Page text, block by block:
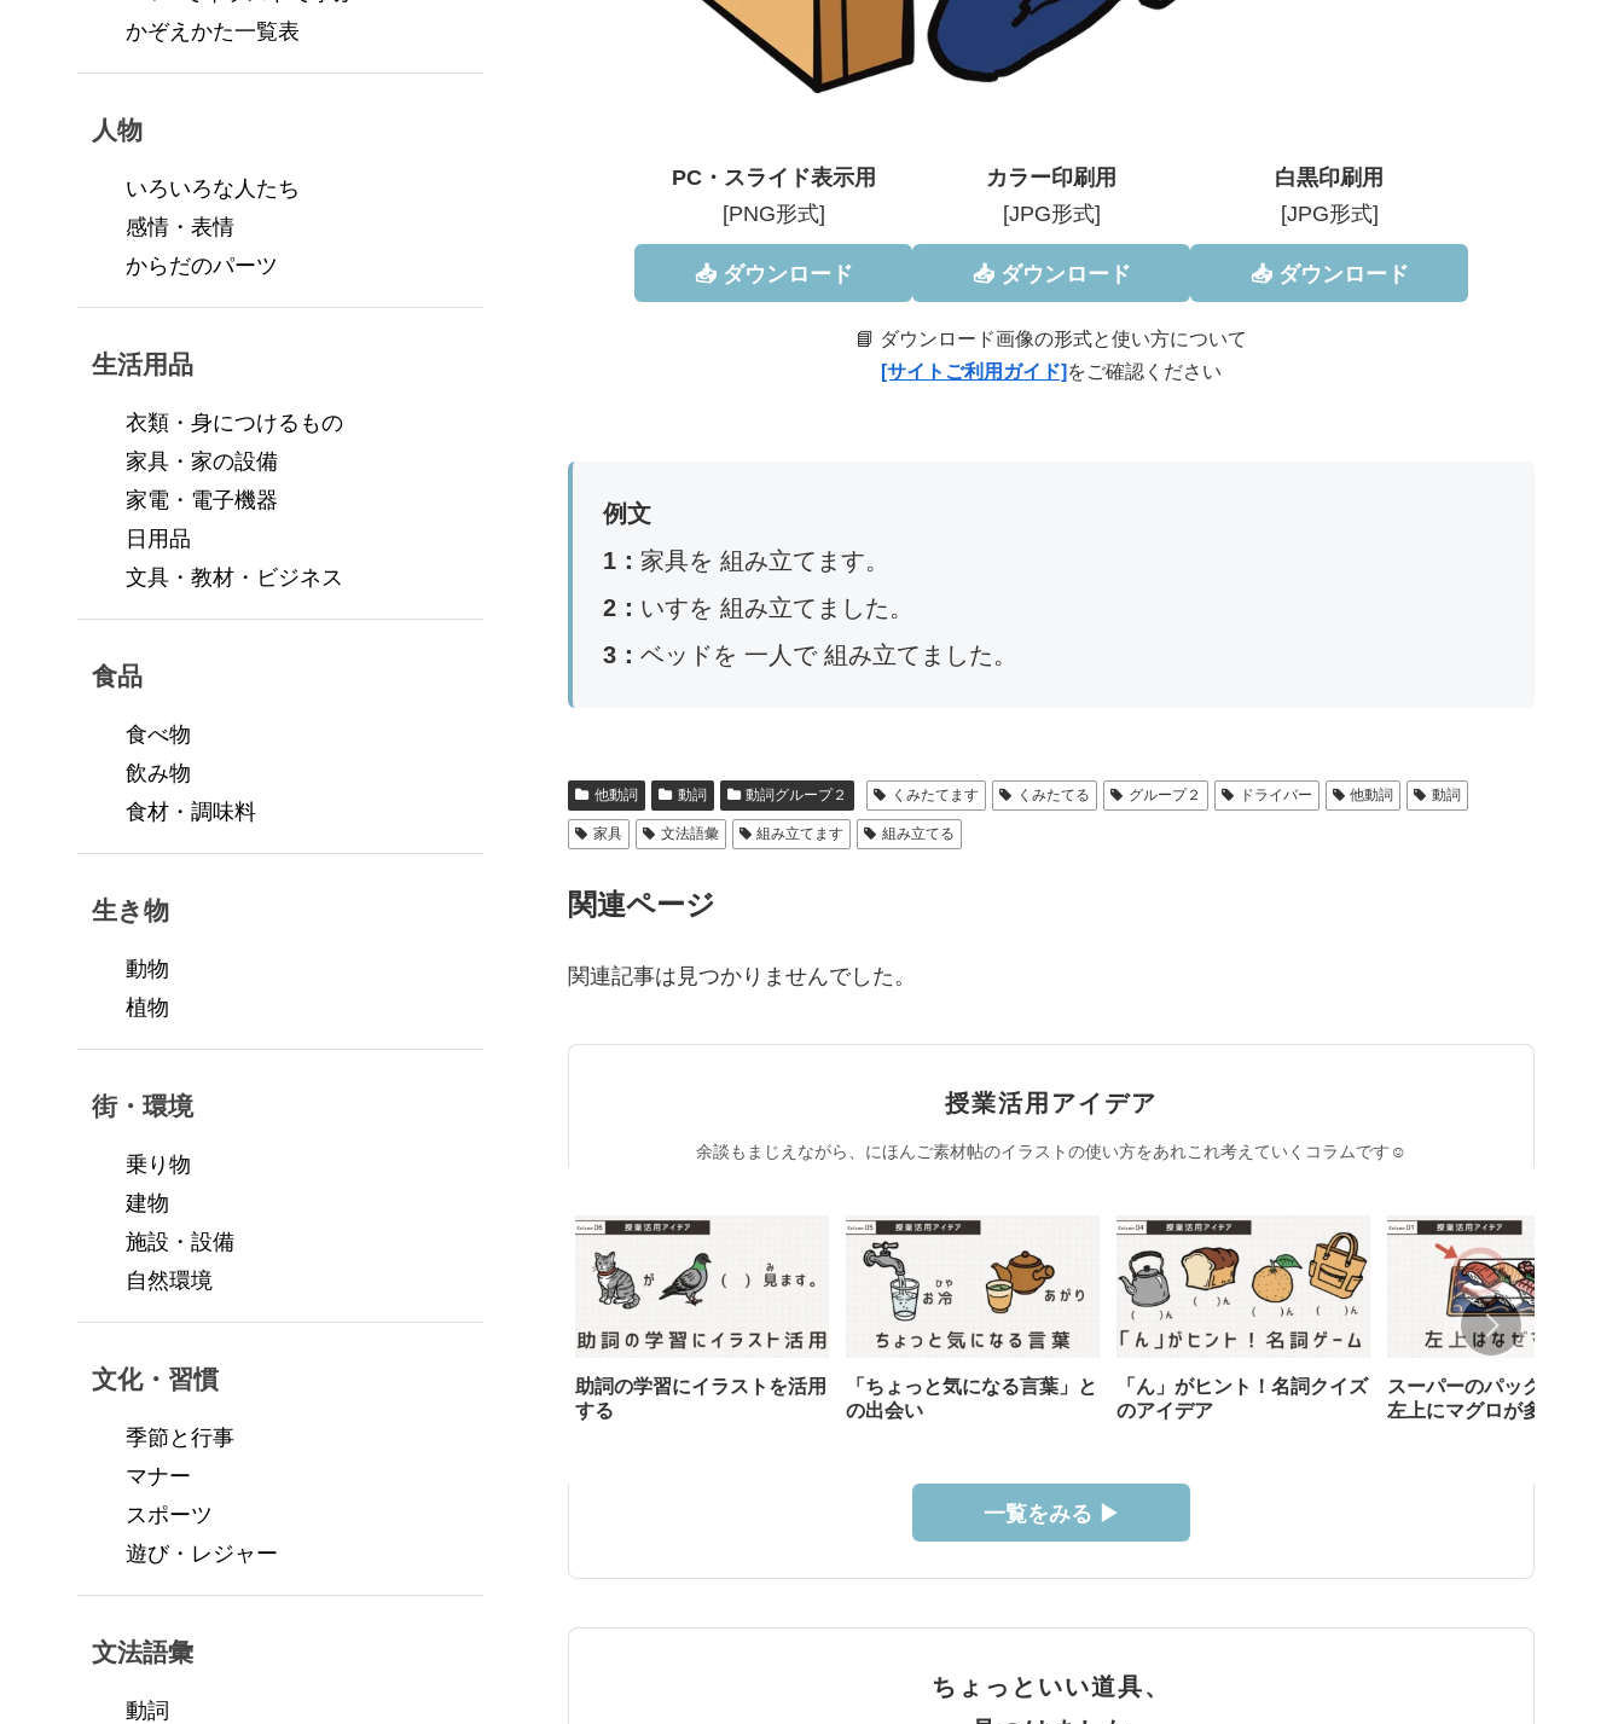
PC・スライド表示用
[PNG形式]
📥 ダウンロード
カラー印刷用
[JPG形式]
📥 ダウンロード
白黒印刷用
[JPG形式]
📥 ダウンロード
📘 ダウンロード画像の形式と使い方について
[サイトご利用ガイド]をご確認ください
例文
1： 家具を 組み立てます。
2： いすを 組み立てました。
3： ベッドを 一人で 組み立てました。
他動詞 動詞 動詞グループ２ くみたてます くみたてる グループ２ ドライバー 他動詞 動詞
家具 文法語彙 組み立てます 組み立てる
関連ページ
関連記事は見つかりませんでした。
授業活用アイデア
余談もまじえながら、にほんご素材帖のイラストの使い方をあれこれ考えていくコラムです☺︎
助詞の学習にイラストを活用
する
「ちょっと気になる言葉」と
の出会い
「ん」がヒント！名詞クイズ
のアイデア
スーパーのパック寿司、な
左上にマグロが多い？
一覧をみる ▶︎
ちょっといい道具、
かぞえかた一覧表
人物
いろいろな人たち
感情・表情
からだのパーツ
生活用品
衣類・身につけるもの
家具・家の設備
家電・電子機器
日用品
文具・教材・ビジネス
食品
食べ物
飲み物
食材・調味料
生き物
動物
植物
街・環境
乗り物
建物
施設・設備
自然環境
文化・習慣
季節と行事
マナー
スポーツ
遊び・レジャー
文法語彙
動詞